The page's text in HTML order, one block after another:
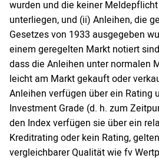
wurden und die keiner
unterliegen, und (ii) Anleihen, die
Gesetzes von 1933 ausgegeben
einem geregelten Markt notiert
dass die Anleihen unter normalen
leicht am Markt gekauft oder
Anleihen verfügen über ein Rating
Investment Grade (d. h. zum
den Index verfügen sie über ein
Kreditrating oder kein Rating,
vergleichbarer Qualität wie fv